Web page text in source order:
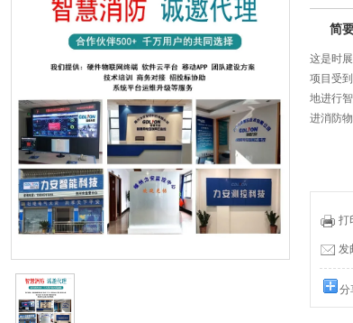
简
这是时
项目受
地进行
进消防
打
发
分